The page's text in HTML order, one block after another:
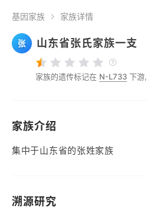
基因家族 家族详情
张 山东省张氏家族一支
家族的遗传标记在 N-L733 下游,
家族介绍
集中于山东省的张姓家族
溯源研究